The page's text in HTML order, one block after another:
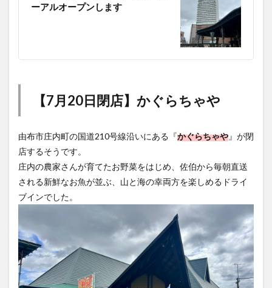
ーアルオープンします
【7月20日閉店】かぐらちゃや
由布市庄内町の国道210号線沿いにある『かぐらちゃや』が閉
店するそうです。
庄内の農家さんが育てたお野菜をはじめ、佐伯から毎朝直送
される新鮮なお魚が並ぶ、山と海の幸両方を楽しめるドライ
ブインでした。